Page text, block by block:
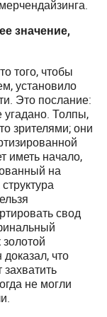
значение,
того, чтобы
установило
Это послание:
угадано. Толпы,
зрителями; они
иметь начало,
на
свод
что
не могли